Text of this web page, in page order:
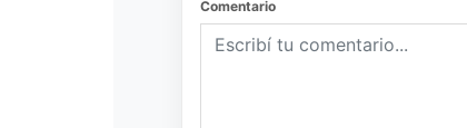
Comentario